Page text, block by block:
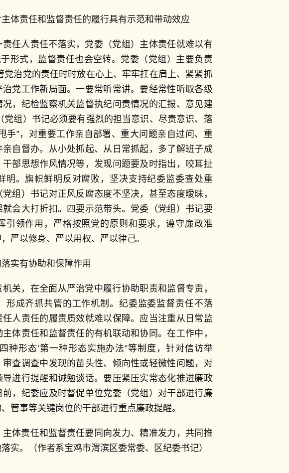
体责任和监督责任的履行具有示范和带动效应
任人责任不落实，党委（党组）主体责任就难以有
形式，监督责任也会空转。党委（党组）主要负责
党治党的责任时时放在心上、牢牢扛在肩上、紧紧抓
党工作新局面。一要常听常讲。要经常性听取各级
，纪检监察机关监督执纪问责情况的汇报、意见建
党组）书记必须要有强烈的担当意识、尽责意识、落
手”，对重要工作亲自部署、重大问题亲自过问、重
自督办。从小处抓起、从日常抓起，多了解班子成
部思想作风情况等，发现问题要及时指出，咬耳扯
明。旗帜鲜明反对腐败，坚决支持纪委监委查处重
组）书记对正风反腐态度不坚决，甚至态度暧昧，
会大打折扣。四要示范带头。党委（党组）书记要
引领作用，严格按照党的原则和要求，遵守廉政准
严以修身、严以用权、严以律己。
实有协助和保障作用
关，在全面从严治党中履行协助职责和监督专责，
形成齐抓共管的工作机制。纪委监委监督责任不落
人责任的履责质效就难以保障。应当注重从日常监
体责任和监督责任的有机联动和协同。在工作中，
四种形态’第一种形态实施办法”等制度，针对信访举
查调查中发现的苗头性、倾向性或轻微性问题，对
进行提醒和诫勉谈话。要压紧压实常态化推进廉政
，纪委应及时督促单位党委（党组）对干部进行廉
管事等关键岗位的干部进行重点廉政提醒。
体责任和监督责任要同向发力、精准发力，共同推
实。（作者系宝鸡市渭滨区委常委、区纪委书记）